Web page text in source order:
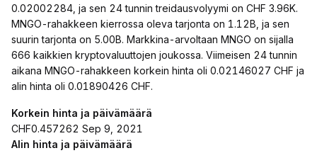
0.02002284, ja sen 24 tunnin treidausvolyymi on CHF 3.96K.
MNGO-rahakkeen kierrossa oleva tarjonta on 1.12B, ja sen
suurin tarjonta on 5.00B. Markkina-arvoltaan MNGO on sijalla
666 kaikkien kryptovaluuttojen joukossa. Viimeisen 24 tunnin
aikana MNGO-rahakkeen korkein hinta oli 0.02146027 CHF ja
alin hinta oli 0.01890426 CHF.
Korkein hinta ja päivämäärä
CHF0.457262 Sep 9, 2021
Alin hinta ja päivämäärä